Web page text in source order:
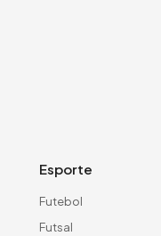
Esporte
Futebol
Futsal